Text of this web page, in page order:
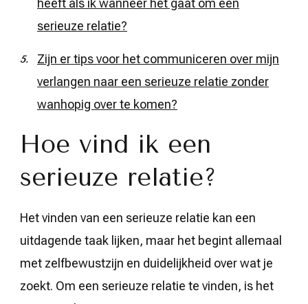
heeft als ik wanneer het gaat om een
serieuze relatie?
Zijn er tips voor het communiceren over mijn
verlangen naar een serieuze relatie zonder
wanhopig over te komen?
Hoe vind ik een
serieuze relatie?
Het vinden van een serieuze relatie kan een
uitdagende taak lijken, maar het begint allemaal
met zelfbewustzijn en duidelijkheid over wat je
zoekt. Om een serieuze relatie te vinden, is het